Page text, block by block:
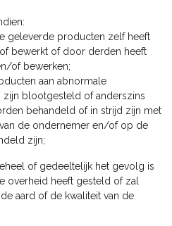
geleverde producten zelf heeft
bewerkt of door derden heeft
of bewerken;
aan abnormale
zijn blootgesteld of anderszins
behandeld of in strijd zijn met
de ondernemer en/of op de
zijn;
of gedeeltelijk het gevolg is
overheid heeft gesteld of zal
aard of de kwaliteit van de